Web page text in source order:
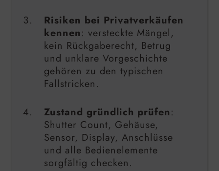
Risiken bei Privatverkäufen
kennen: versteckte Mängel,
kein Rückgaberecht, Betrug
und unklare Vorgeschichte
gehören zu den typischen
Fallstricken.
Zustand gründlich prüfen:
Shutter Count, Gehäuse,
Sensor, Display, Anschlüsse
und alle Bedienelemente
sorgfältig checken.